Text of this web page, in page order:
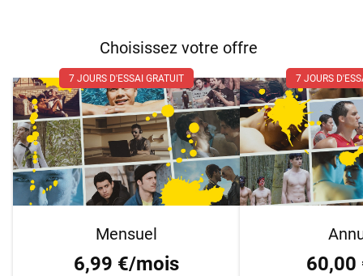
Choisissez votre offre
7 JOURS D'ESSAI GRATUIT
Mensuel
6,99 €/mois
7 JOURS
60,00